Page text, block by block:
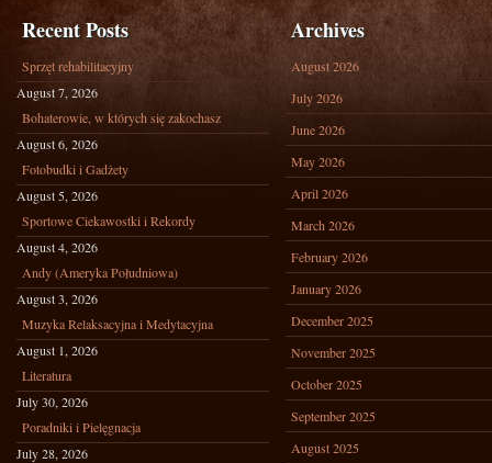
Recent Posts
Sprzęt rehabilitacyjny
August 7, 2026
Bohaterowie, w których się zakochasz
August 6, 2026
Fotobudki i Gadżety
August 5, 2026
Sportowe Ciekawostki i Rekordy
August 4, 2026
Andy (Ameryka Południowa)
August 3, 2026
Muzyka Relaksacyjna i Medytacyjna
August 1, 2026
Literatura
July 30, 2026
Poradniki i Pielęgnacja
July 28, 2026
Archives
August 2026
July 2026
June 2026
May 2026
April 2026
March 2026
February 2026
January 2026
December 2025
November 2025
October 2025
September 2025
August 2025